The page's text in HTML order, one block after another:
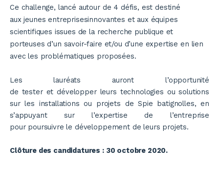
Ce challenge, lancé autour de 4 défis, est destiné
aux jeunes entreprisesinnovantes et aux équipes
scientifiques issues de la recherche publique et
porteuses d’un savoir-faire et/ou d’une expertise en lien
avec les problématiques proposées.
Les lauréats auront l’opportunité
de tester et développer leurs technologies ou solutions
sur les installations ou projets de Spie batignolles, en
s’appuyant sur l’expertise de l’entreprise
pour poursuivre le développement de leurs projets.
Clôture des candidatures : 30 octobre 2020.